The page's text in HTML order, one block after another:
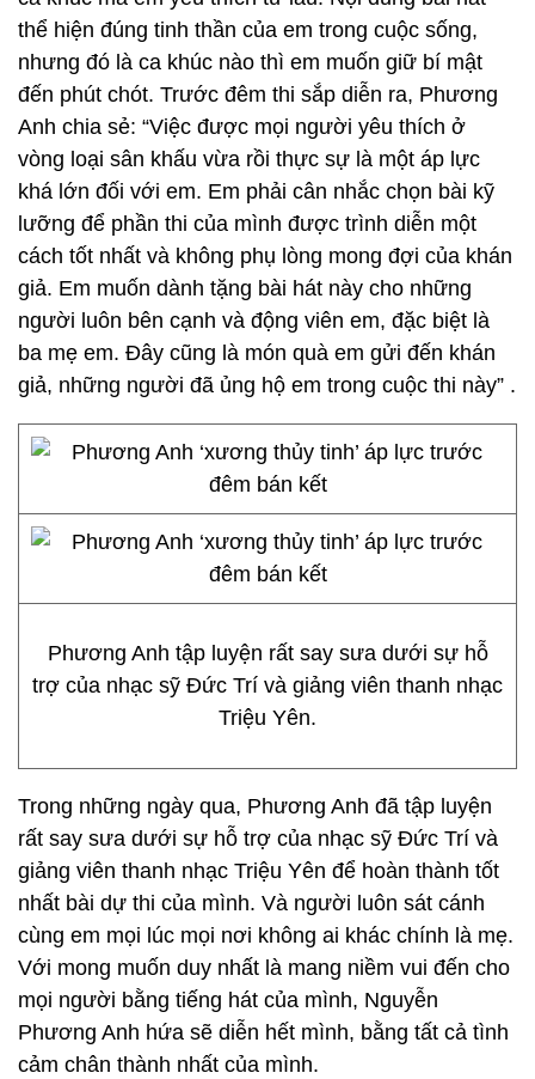
thể hiện đúng tinh thần của em trong cuộc sống,
nhưng đó là ca khúc nào thì em muốn giữ bí mật
đến phút chót. Trước đêm thi sắp diễn ra, Phương
Anh chia sẻ: “Việc được mọi người yêu thích ở
vòng loại sân khấu vừa rồi thực sự là một áp lực
khá lớn đối với em. Em phải cân nhắc chọn bài kỹ
lưỡng để phần thi của mình được trình diễn một
cách tốt nhất và không phụ lòng mong đợi của khán
giả. Em muốn dành tặng bài hát này cho những
người luôn bên cạnh và động viên em, đặc biệt là
ba mẹ em. Đây cũng là món quà em gửi đến khán
giả, những người đã ủng hộ em trong cuộc thi này” .
Phương Anh tập luyện rất say sưa dưới sự hỗ
trợ của nhạc sỹ Đức Trí và giảng viên thanh nhạc
Triệu Yên.
Trong những ngày qua, Phương Anh đã tập luyện
rất say sưa dưới sự hỗ trợ của nhạc sỹ Đức Trí và
giảng viên thanh nhạc Triệu Yên để hoàn thành tốt
nhất bài dự thi của mình. Và người luôn sát cánh
cùng em mọi lúc mọi nơi không ai khác chính là mẹ.
Với mong muốn duy nhất là mang niềm vui đến cho
mọi người bằng tiếng hát của mình, Nguyễn
Phương Anh hứa sẽ diễn hết mình, bằng tất cả tình
cảm chân thành nhất của mình.